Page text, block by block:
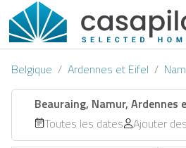
DE EN ES
Petit-déjeuner
Belgique Ardennes et Eifel
Beauraing, Namur, Ardennes
Toutes les dates
Ajouter